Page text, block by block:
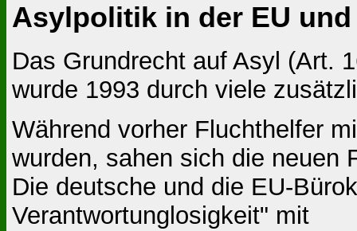
Asylpolitik in der EU
Das Grundrecht auf Asyl (Art.
wurde 1993 durch viele
Während vorher Fluchthelfer
wurden, sahen sich die neuen
Die deutsche und die EU-
Verantwortunglosigkeit" mit